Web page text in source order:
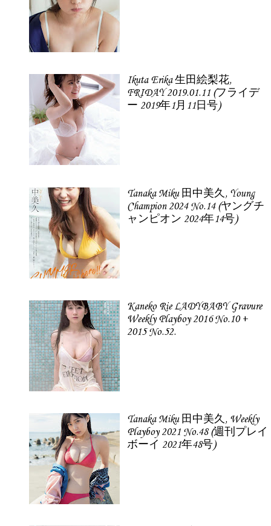
Ikuta Erika 生田絵梨花,
FRIDAY 2019.01.11 (フライデ
ー 2019年1月11日号)
Tanaka Miku 田中美久, Young
Champion 2024 No.14 (ヤングチ
ャンピオン 2024年14号)
Kaneko Rie LADYBABY Gravure
Weekly Playboy 2016 No.10 +
2015 No.52.
Tanaka Miku 田中美久, Weekly
Playboy 2021 No.48 (週刊プレイ
ボーイ 2021年48号)